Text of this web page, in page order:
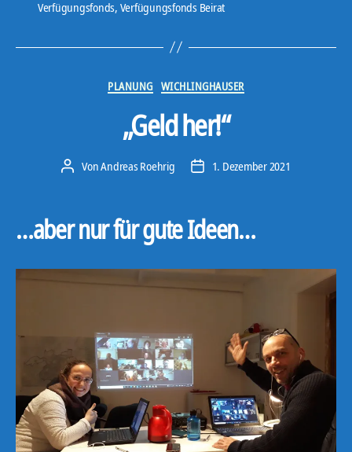
Verfügungsfonds, Verfügungsfonds Beirat
Kategorien
PLANUNG WICHLINGHAUSER
„Geld her!“
Beitragsautor
VonAndreas Roehrig Veröffentlichungsdatum
1. Dezember 2021
…aber nur für gute Ideen…